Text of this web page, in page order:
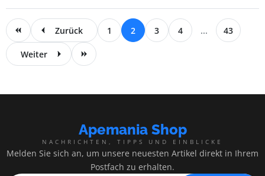
Zurück 1 2 3 4 ... 43
Weiter
Apemania Shop
NACHRICHTEN, TIPPS UND EINBLICKE
Melden Sie sich an, um unsere neuesten Artikel direkt in Ihrem
Postfach zu erhalten.